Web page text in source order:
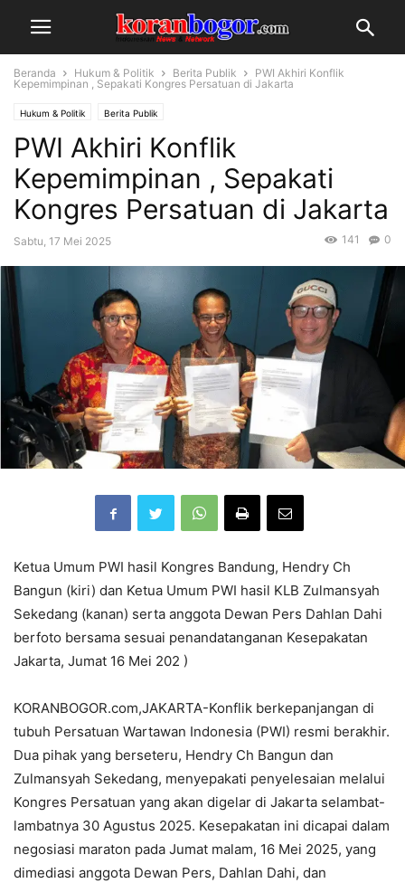
Beranda Hukum & Politik Berita Publik
PWI Akhiri Konflik
Kepemimpinan , Sepakati Kongres Persatuan di Jakarta
Hukum & Politik Berita Publik
PWI Akhiri Konflik
Kepemimpinan , Sepakati
Kongres Persatuan di Jakarta
Sabtu, 17 Mei 2025 0
141
Ketua Umum PWI hasil Kongres Bandung, Hendry Ch
Bangun (kiri) dan Ketua Umum PWI hasil KLB Zulmansyah
Sekedang (kanan) serta anggota Dewan Pers Dahlan Dahi
berfoto bersama sesuai penandatanganan Kesepakatan
Jakarta, Jumat 16 Mei 202 )
KORANBOGOR.com,JAKARTA-Konflik berkepanjangan di
tubuh Persatuan Wartawan Indonesia (PWI) resmi berakhir.
Dua pihak yang berseteru, Hendry Ch Bangun dan
Zulmansyah Sekedang, menyepakati penyelesaian melalui
Kongres Persatuan yang akan digelar di Jakarta selambat-
lambatnya 30 Agustus 2025. Kesepakatan ini dicapai dalam
negosiasi maraton pada Jumat malam, 16 Mei 2025, yang
dimediasi anggota Dewan Pers, Dahlan Dahi, dan